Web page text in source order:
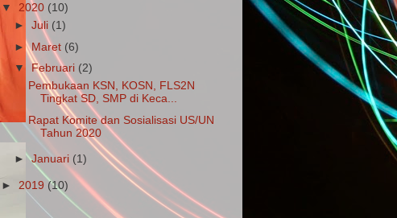
▼ 2020 (10)
►Juli (1)
►Maret (6)
▼Februari (2)
Pembukaan KSN, KOSN, FLS2N
Tingkat SD, SMP di Keca...
Rapat Komite dan Sosialisasi US/UN
Tahun 2020
►Januari (1)
► 2019 (10)